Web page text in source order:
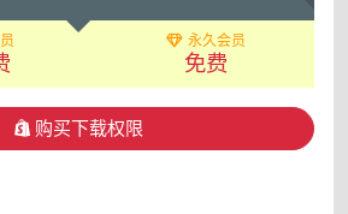
永久会员
免费
购买下载权限